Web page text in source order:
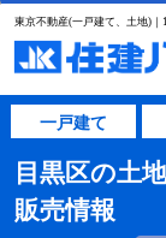
東京不動産(一戸建て、土地)
一戸建て
目黒区の土
販売情報